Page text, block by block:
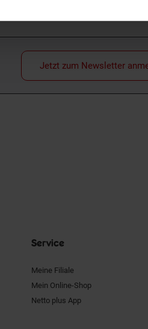
Jetzt zum Newsletter
Service
Meine Filiale
Mein Online-Shop
Netto plus App